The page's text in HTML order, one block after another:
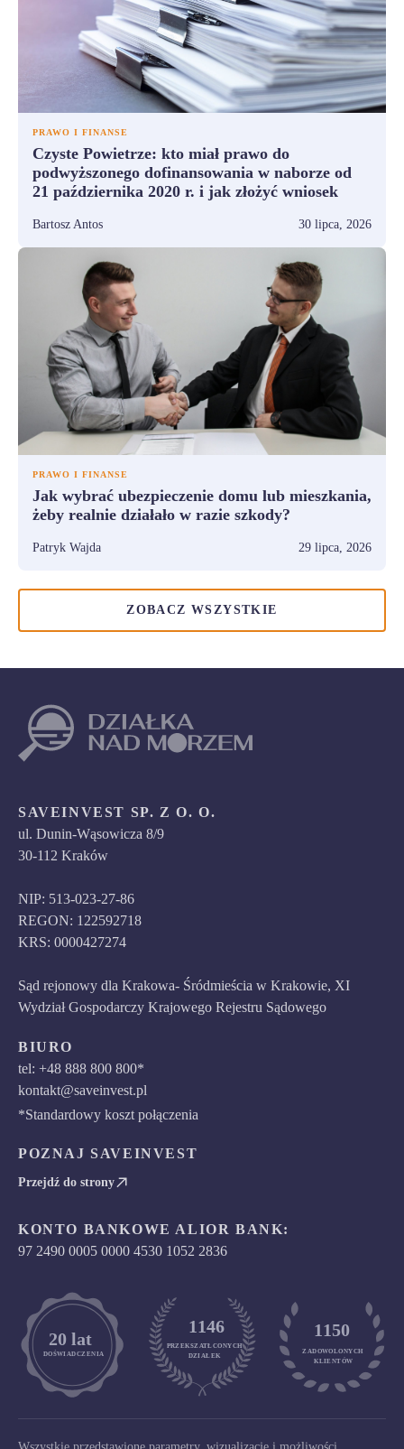
PRAWO I FINANSE
Czyste Powietrze: kto miał prawo do
podwyższonego dofinansowania w naborze od
21 października 2020 r. i jak złożyć wniosek
Bartosz Antos 30 lipca, 2026
PRAWO I FINANSE
Jak wybrać ubezpieczenie domu lub mieszkania,
żeby realnie działało w razie szkody?
Patryk Wajda 29 lipca, 2026
ZOBACZ WSZYSTKIE
SAVEINVEST SP. Z O. O.
ul. Dunin-Wąsowicza 8/9
30-112 Kraków
NIP: 513-023-27-86
REGON: 122592718
KRS: 0000427274
Sąd rejonowy dla Krakowa- Śródmieścia w Krakowie, XI
Wydział Gospodarczy Krajowego Rejestru Sądowego
BIURO
tel: +48 888 800 800*
kontakt@saveinvest.pl
*Standardowy koszt połączenia
POZNAJ SAVEINVEST
Przejdź do strony
KONTO BANKOWE ALIOR BANK:
97 2490 0005 0000 4530 1052 2836
DOŚWIADCZENIA
	20 lat
1146
PRZEKSZATŁCONYCH
DZIAŁEK
1150
ZADOWOLONYCH
KLIENTÓW
Wszystkie przedstawione parametry, wizualizacje i możliwości